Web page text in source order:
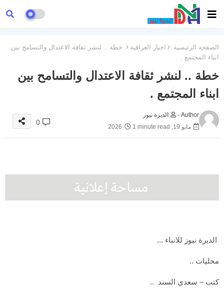
الصفحة الرئيسية اخبار العراقية
خطة .. لنشر ثقافة الاعتدال والتسامح بين
ابناء المجتمع .
خطة .. لنشر ثقافة الاعتدال والتسامح بين
ابناء المجتمع .
Author -
الديرة نيوز
مايو 19, 2026
1 minute read
0
الديرة نيوز للانباء ...
محليات ..
كتب – سعدي السند ..